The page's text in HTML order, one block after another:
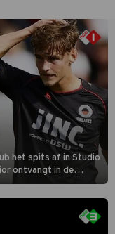
het spits af in Studio
ontvangt in de
De nieuwe
voetballen.